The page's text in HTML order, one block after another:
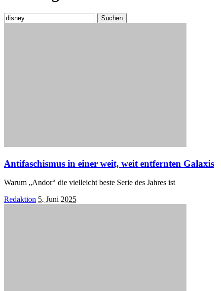
Suchen
nach:
Antifaschismus in einer weit, weit entfernten Galaxis
Warum „Andor“ die vielleicht beste Serie des Jahres ist
Posted
Redaktion 5. Juni 2025